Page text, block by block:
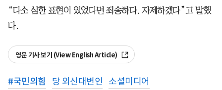
“다소 심한 표현이 있었다면 죄송하다. 자제하겠다”고 말했
다.
영문 기사 보기 (View English Article)
#국민의힘 당 외신대변인 소셜미디어